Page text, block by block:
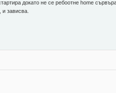
докато не се ребоотне home
зависва.